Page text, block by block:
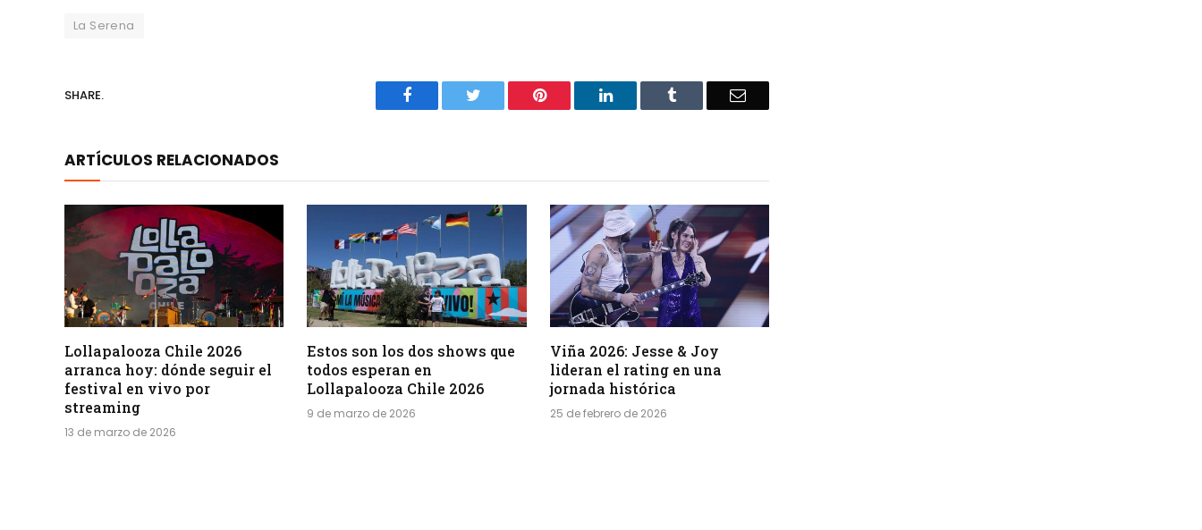
La Serena
SHARE. Facebook Twitter Pinterest LinkedIn Tumblr Email
ARTÍCULOS RELACIONADOS
Lollapalooza Chile 2026
arranca hoy: dónde seguir el
festival en vivo por
streaming
13 de marzo de 2026
Estos son los dos shows que
todos esperan en
Lollapalooza Chile 2026
9 de marzo de 2026
Viña 2026: Jesse & Joy
lideran el rating en una
jornada histórica
25 de febrero de 2026